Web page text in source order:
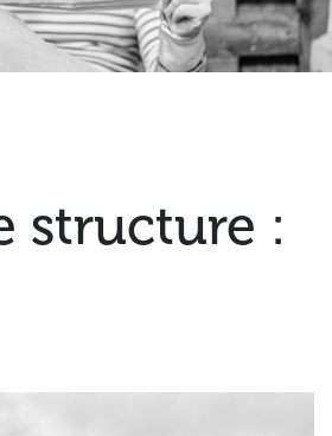
structure :